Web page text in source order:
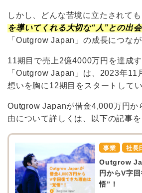
しかし、どんな苦境に立たされても
を導いてくれる大切な“人”との出
「Outgrow Japan」の成長につなが
11期目で売上2億4000万円を達成
「Outgrow Japan」は、2023年11
想いを胸に12期目をスタートしてい
Outgrow Japanが借金4,000万円か
由について詳しくは、以下の記事を
事業 社長
Outgrow
円からV字
悟”！